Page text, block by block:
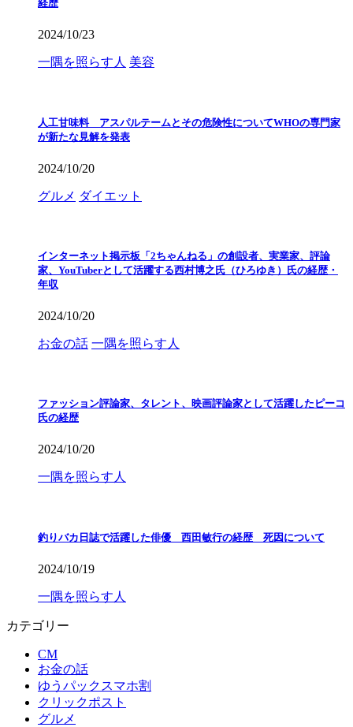
経歴
2024/10/23
一隅を照らす人 美容
人工甘味料 アスパルテームとその危険性についてWHOの専門家
が新たな見解を発表
2024/10/20
グルメ ダイエット
インターネット掲示板「2ちゃんねる」の創設者、実業家、評論
家、YouTuberとして活躍する西村博之氏（ひろゆき）氏の経歴・
年収
2024/10/20
お金の話 一隅を照らす人
ファッション評論家、タレント、映画評論家として活躍したピーコ
氏の経歴
2024/10/20
一隅を照らす人
釣りバカ日誌で活躍した俳優 西田敏行の経歴 死因について
2024/10/19
一隅を照らす人
カテゴリー
CM
お金の話
ゆうパックスマホ割
クリックポスト
グルメ